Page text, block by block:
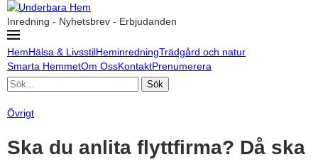
Inredning - Nyhetsbrev - Erbjudanden
HemHälsa & LivsstilHeminredningTrädgård och natur
Smarta HemmetOm OssKontaktPrenumerera
Sök
Övrigt
Ska du anlita flyttfirma? Då ska